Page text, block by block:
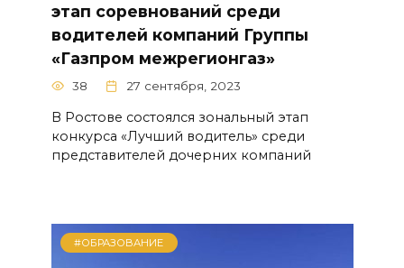
этап соревнований среди
водителей компаний Группы
«Газпром межрегионгаз»
38 27 сентября, 2023
В Ростове состоялся зональный этап
конкурса «Лучший водитель» среди
представителей дочерних компаний
#ОБРАЗОВАНИЕ